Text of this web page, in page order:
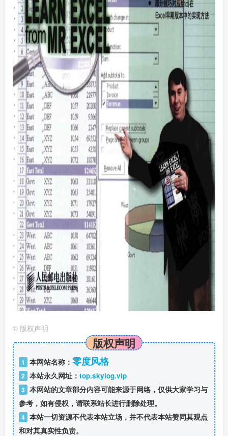
© 版权声明
版权声明
1 本网站名称： 零度风格
2 本站永久网址： top.skylog.vip
3 本网站的文章部分内容可能来源于网络，仅供大家学习与
参考，如有侵权，请联系站长进行删除处理。
4 本站一切资源不代表本站立场，并不代表本站赞同其观点
和对其真实性负责。